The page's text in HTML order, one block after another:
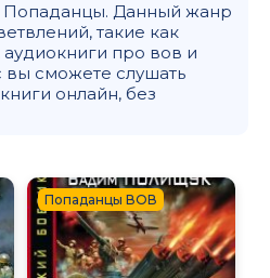
Данный жанр
такие как
аудиокниги про вов и
вы сможете слушать
онлайн, без
Попаданцы ВОВ